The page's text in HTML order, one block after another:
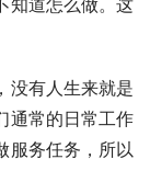
知道怎么做。这
没有人生来就是
通常的日常工作
服务任务，所以